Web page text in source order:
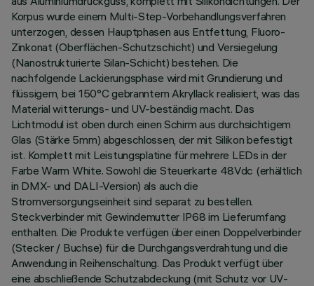
Korpus wurde einem Multi-Step-Vorbehandlungsverfahren
unterzogen, dessen Hauptphasen aus Entfettung, Fluoro-
Zinkonat (Oberflächen-Schutzschicht) und Versiegelung
(Nanostrukturierte Silan-Schicht) bestehen. Die
nachfolgende Lackierungsphase wird mit Grundierung und
flüssigem, bei 150°C gebranntem Akryllack realisiert, was das
Material witterungs- und UV-beständig macht. Das
Lichtmodul ist oben durch einen Schirm aus durchsichtigem
Glas (Stärke 5mm) abgeschlossen, der mit Silikon befestigt
ist. Komplett mit Leistungsplatine für mehrere LEDs in der
Farbe Warm White. Sowohl die Steuerkarte 48Vdc (erhältlich
in DMX- und DALI-Version) als auch die
Stromversorgungseinheit sind separat zu bestellen.
Steckverbinder mit Gewindemutter IP68 im Lieferumfang
enthalten. Die Produkte verfügen über einen Doppelverbinder
(Stecker / Buchse) für die Durchgangsverdrahtung und die
Anwendung in Reihenschaltung. Das Produkt verfügt über
eine abschließende Schutzabdeckung (mit Schutz vor UV-